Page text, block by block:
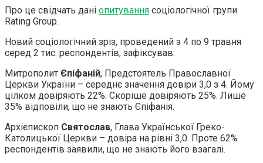
Про це свідчать дані опитування соціологічної групи
Rating Group.
Новий соціологічний зріз, проведений з 4 по 9 травня
серед 2 тис. респондентів, зафіксував:
Митрополит Єпіфаній, Предстоятель Православної
Церкви України – середнє значення довіри 3,0 з 4. Йому
цілком довіряють 22%. Скоріше довіряють 25%. Лише
35% відповіли, що не знають Єпіфанія.
Архієпископ Святослав, Глава Української Греко-
Католицької Церкви – довіра на рівні 3,0. Проте 62%
респондентів заявили, що не знають його взагалі.